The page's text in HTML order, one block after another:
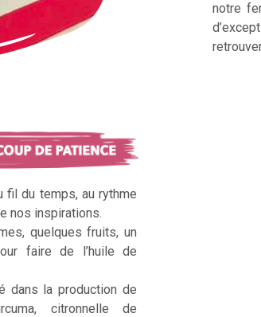
notre
fil du temps, au rythme
nos inspirations.
quelques fruits, un
faire de l’huile de
dans la production de
citronnelle de